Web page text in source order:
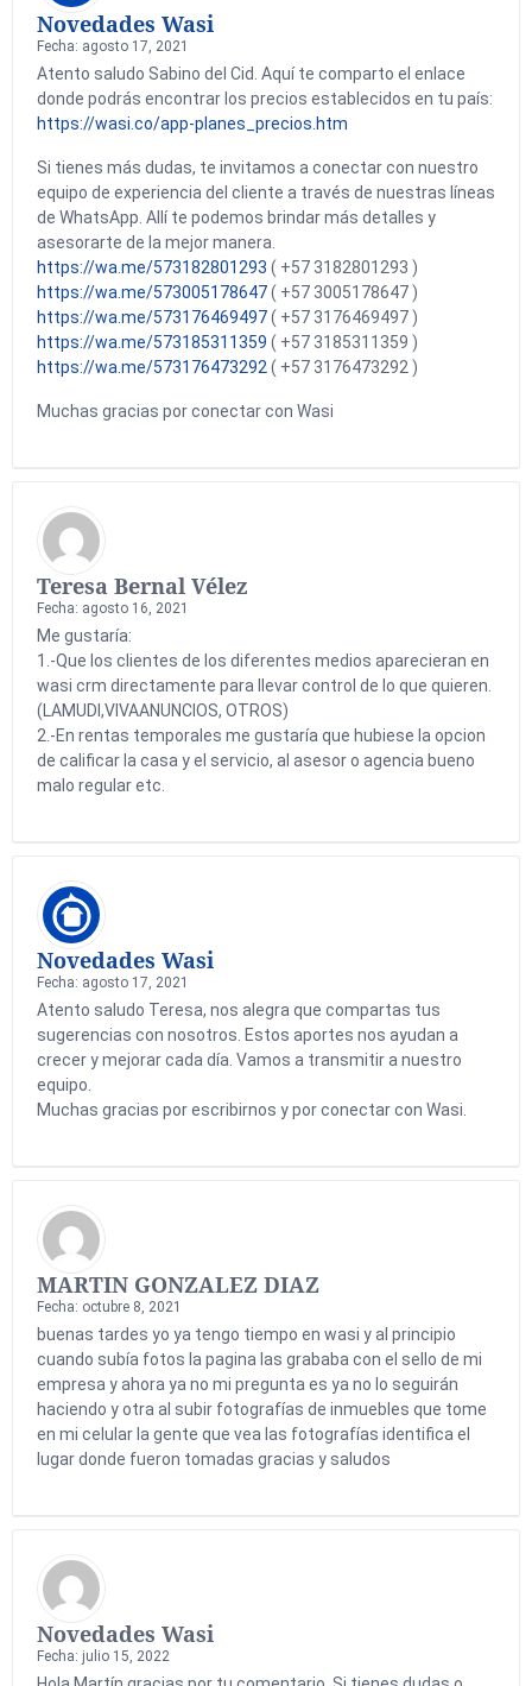
Novedades Wasi
Fecha: agosto 17, 2021
Atento saludo Sabino del Cid. Aquí te comparto el enlace
donde podrás encontrar los precios establecidos en tu país:
https://wasi.co/app-planes_precios.htm
Si tienes más dudas, te invitamos a conectar con nuestro
equipo de experiencia del cliente a través de nuestras líneas
de WhatsApp. Allí te podemos brindar más detalles y
asesorarte de la mejor manera.
https://wa.me/573182801293 ( +57 3182801293 )
https://wa.me/573005178647( +57 3005178647 )
https://wa.me/573176469497( +57 3176469497 )
https://wa.me/573185311359 ( +57 3185311359 )
https://wa.me/573176473292 ( +57 3176473292 )
Muchas gracias por conectar con Wasi
Teresa Bernal Vélez
Fecha: agosto 16, 2021
Me gustaría:
1.-Que los clientes de los diferentes medios aparecieran en
wasi crm directamente para llevar control de lo que quieren.
(LAMUDI,VIVAANUNCIOS, OTROS)
2.-En rentas temporales me gustaría que hubiese la opcion
de calificar la casa y el servicio, al asesor o agencia bueno
malo regular etc.
Novedades Wasi
Fecha: agosto 17, 2021
Atento saludo Teresa, nos alegra que compartas tus
sugerencias con nosotros. Estos aportes nos ayudan a
crecer y mejorar cada día. Vamos a transmitir a nuestro
equipo.
Muchas gracias por escribirnos y por conectar con Wasi.
MARTIN GONZALEZ DIAZ
Fecha: octubre 8, 2021
buenas tardes yo ya tengo tiempo en wasi y al principio
cuando subía fotos la pagina las grababa con el sello de mi
empresa y ahora ya no mi pregunta es ya no lo seguirán
haciendo y otra al subir fotografías de inmuebles que tome
en mi celular la gente que vea las fotografías identifica el
lugar donde fueron tomadas gracias y saludos
Novedades Wasi
Fecha: julio 15, 2022